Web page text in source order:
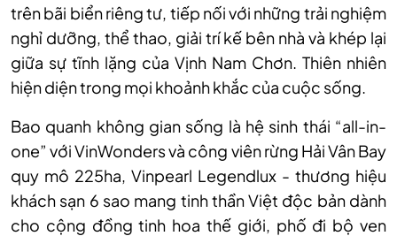
trên bãi biển riêng tư, tiếp nối với những trải nghiệm
nghỉ dưỡng, thể thao, giải trí kế bên nhà và khép lại
giữa sự tĩnh lặng của Vịnh Nam Chơn. Thiên nhiên
hiện diện trong mọi khoảnh khắc của cuộc sống.
Bao quanh không gian sống là hệ sinh thái “all-in-
one” với VinWonders và công viên rừng Hải Vân Bay
quy mô 225ha, Vinpearl Legendlux - thương hiệu
khách sạn 6 sao mang tinh thần Việt độc bản dành
cho cộng đồng tinh hoa thế giới, phố đi bộ ven